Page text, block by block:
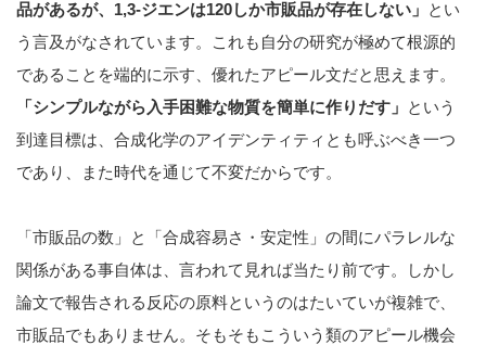
品があるが、1,3-ジエンは120しか市販品が存在しない」 とい
う言及がなされています。これも自分の研究が極めて根源的
であることを端的に示す、優れたアピール文だと思えます。
「シンプルながら入手困難な物質を簡単に作りだす」 という
到達目標は、合成化学のアイデンティティとも呼ぶべき一つ
であり、また時代を通じて不変だからです。
「市販品の数」と「合成容易さ・安定性」の間にパラレルな
関係がある事自体は、言われて見れば当たり前です。しかし
論文で報告される反応の原料というのはたいていが複雑で、
市販品でもありません。そもそもこういう類のアピール機会